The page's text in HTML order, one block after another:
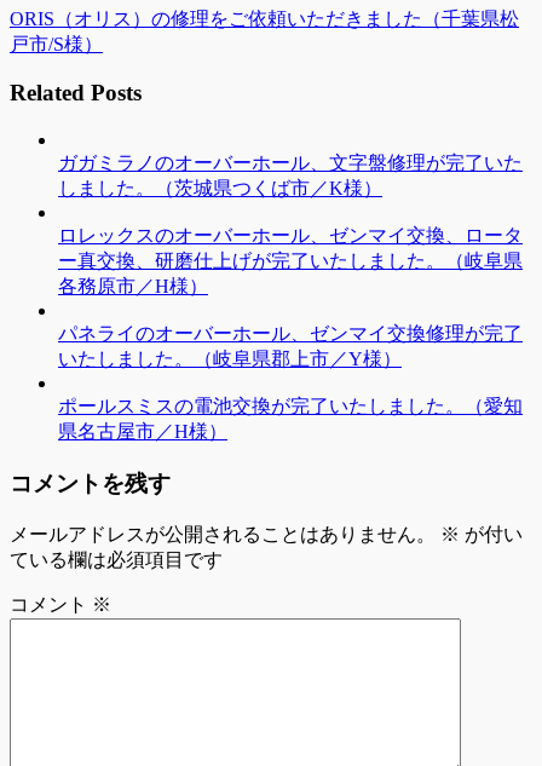
ORIS（オリス）の修理をご依頼いただきました（千葉県松
戸市/S様）
Related Posts
ガガミラノのオーバーホール、文字盤修理が完了いた
しました。（茨城県つくば市／K様）
ロレックスのオーバーホール、ゼンマイ交換、ロータ
ー真交換、研磨仕上げが完了いたしました。（岐阜県
各務原市／H様）
パネライのオーバーホール、ゼンマイ交換修理が完了
いたしました。（岐阜県郡上市／Y様）
ポールスミスの電池交換が完了いたしました。（愛知
県名古屋市／H様）
コメントを残す
メールアドレスが公開されることはありません。 ※ が付い
ている欄は必須項目です
コメント ※